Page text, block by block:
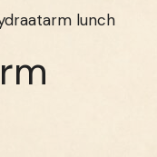
lunch